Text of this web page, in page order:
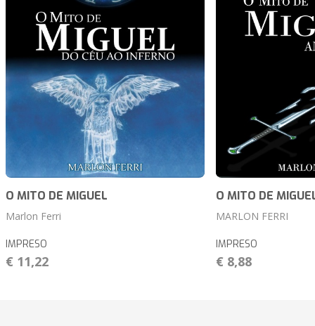
O MITO DE MIGUEL
Marlon Ferri
IMPRESO
€ 11,22
O MITO DE
MARLON FERRI
IMPRESO
€ 8,88